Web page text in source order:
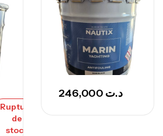
Rupture
de
stock
د.ت